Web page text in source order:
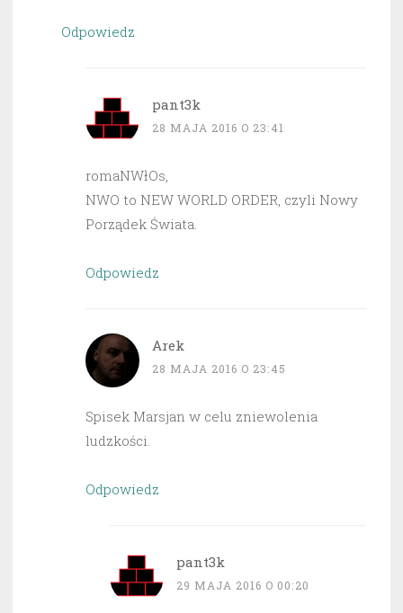
Odpowiedz
pant3k
28 MAJA 2016 O 23:41
romaNWłOs,
NWO to NEW WORLD ORDER, czyli Nowy
Porządek Świata.
Odpowiedz
Arek
28 MAJA 2016 O 23:45
Spisek Marsjan w celu zniewolenia
ludzkości.
Odpowiedz
pant3k
29 MAJA 2016 O 00:20